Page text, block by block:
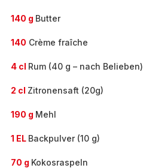
140 g Butter
140 Crème fraîche
4 cl Rum (40 g – nach Belieben)
2 cl Zitronensaft (20g)
190 g Mehl
1 EL Backpulver (10 g)
70 g Kokosraspeln